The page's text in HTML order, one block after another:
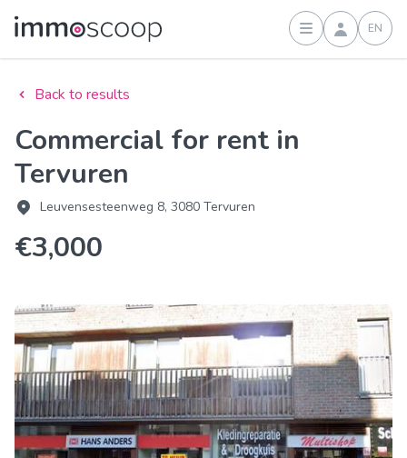
Sign inEN
Back to results
Commercial for rent in
Tervuren
Leuvensesteenweg 8, 3080 Tervuren
€3,000